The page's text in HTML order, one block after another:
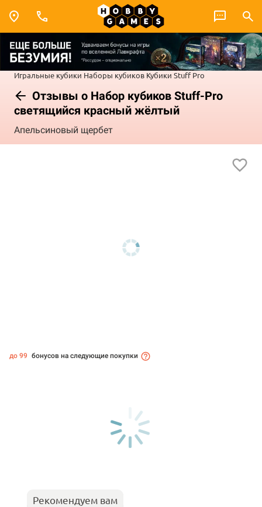
Игральные кубики Наборы кубиков Кубики Stuff Pro
Отзывы о Набор кубиков Stuff-Pro
светящийся красный жёлтый
Апельсиновый щербет
до 99 бонусов на следующие покупки
Рекомендуем вам